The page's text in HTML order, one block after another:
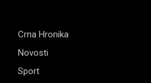
Crna Hronika
Novosti
Sport